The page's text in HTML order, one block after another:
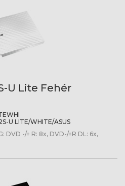
U Lite Fehér
U LITE/WHITE/ASUS
DVD -/+ R: 8x, DVD-/+R DL: 6x,